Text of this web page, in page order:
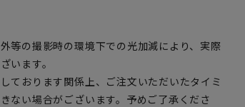
等の撮影時の環境下での光加減により、実際
います。
ております関係上、ご注文いただいたタイミ
ない場合がございます。予めご了承くださ